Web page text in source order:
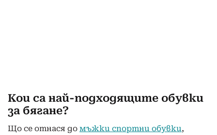
Кои са най-подходящите обувки
за бягане?
Що се отнася до мъжки спортни обувки,